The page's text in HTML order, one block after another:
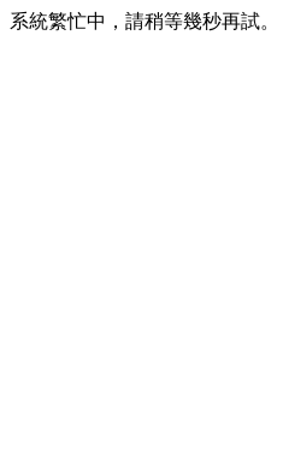
系統繁忙中，請稍等幾秒再試。